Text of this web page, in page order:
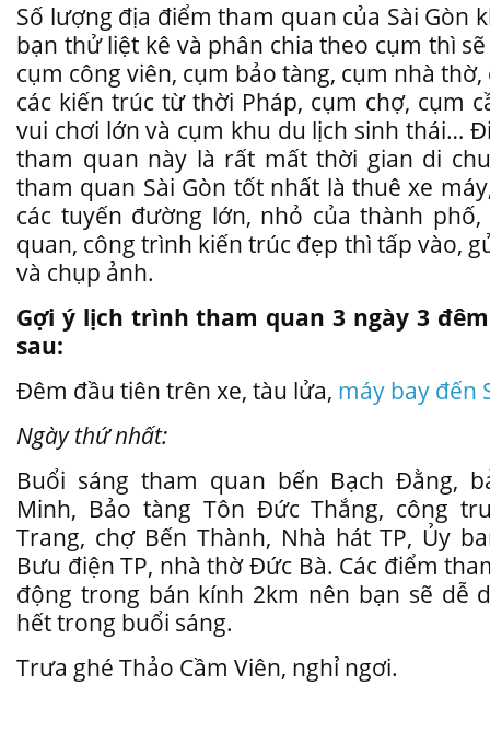
Số lượng địa điểm tham quan của Sài Gòn
bạn thử liệt kê và phân chia theo cụm thì
cụm công viên, cụm bảo tàng, cụm nhà
các kiến trúc từ thời Pháp, cụm chợ, cụm
vui chơi lớn và cụm khu du lịch sinh thái…
tham quan này là rất mất thời gian di
tham quan Sài Gòn tốt nhất là thuê xe
các tuyến đường lớn, nhỏ của thành
quan, công trình kiến trúc đẹp thì tấp vào,
và chụp ảnh.
Gợi ý lịch trình tham quan 3 ngày 3
sau:
Đêm đầu tiên trên xe, tàu lửa, máy bay đến
Ngày thứ nhất:
Buổi sáng tham quan bến Bạch Đằng,
Minh, Bảo tàng Tôn Đức Thắng, công
Trang, chợ Bến Thành, Nhà hát TP, Ủy
Bưu điện TP, nhà thờ Đức Bà. Các điểm
động trong bán kính 2km nên bạn sẽ dễ
hết trong buổi sáng.
Trưa ghé Thảo Cầm Viên, nghỉ ngơi.